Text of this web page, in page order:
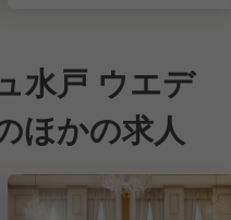
水戸 ウエデ
ほかの求人